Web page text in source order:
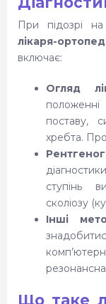
При підозрі
лікаря-
включає:
Огляд
поставу,
хребта.
ступінь
сколіозу
Інші
Що таке